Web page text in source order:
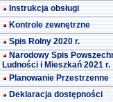
Instrukcja obsługi
Kontrole zewnętrzne
Spis Rolny 2020 r.
Narodowy Spis
Ludności i Mieszkań 2021 r.
Planowanie Przestrzenne
Deklaracja dostępności